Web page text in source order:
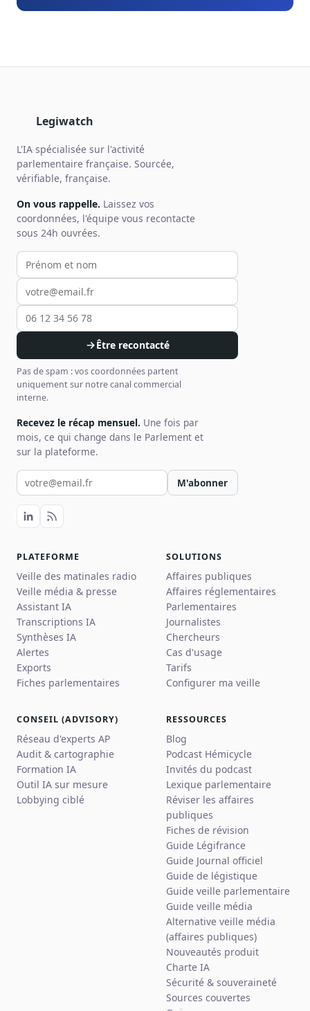
Legiwatch
L'IA spécialisée sur l'activité
parlementaire française. Sourcée,
vérifiable, française.
On vous rappelle. Laissez vos
coordonnées, l'équipe vous recontacte
sous 24h ouvrées.
Votre prénom et nom
Votre email
Votre téléphone
Être recontacté
Pas de spam : vos coordonnées partent
uniquement sur notre canal commercial
interne.
Recevez le récap mensuel. Une fois par
mois, ce qui change dans le Parlement et
sur la plateforme.
Votre email pour la newsletter
M'abonner
PLATEFORME
Veille des matinales radio
Veille média & presse
Assistant IA
Transcriptions IA
Synthèses IA
Alertes
Exports
Fiches parlementaires
SOLUTIONS
Affaires publiques
Affaires réglementaires
Parlementaires
Journalistes
Chercheurs
Cas d'usage
Tarifs
Configurer ma veille
CONSEIL (ADVISORY)
Réseau d'experts AP
Audit & cartographie
Formation IA
Outil IA sur mesure
Lobbying ciblé
RESSOURCES
Blog
Podcast Hémicycle
Invités du podcast
Lexique parlementaire
Réviser les affaires
publiques
Fiches de révision
Guide Légifrance
Guide Journal officiel
Guide de légistique
Guide veille parlementaire
Guide veille média
Alternative veille média
(affaires publiques)
Nouveautés produit
Charte IA
Sécurité & souveraineté
Sources couvertes